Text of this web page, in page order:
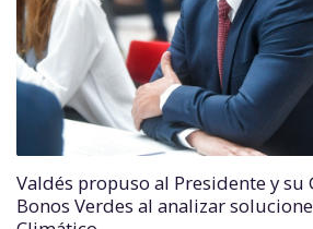
Valdés propuso al Presidente y
Bonos Verdes al analizar